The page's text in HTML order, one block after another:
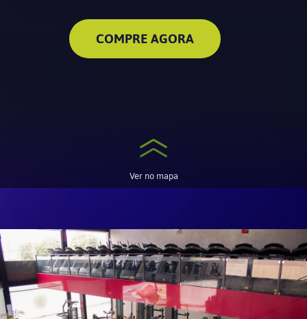
COMPRE AGORA
Ver no mapa